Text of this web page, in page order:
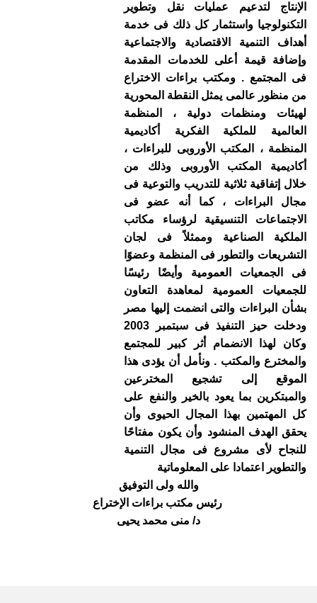
الإنتاج لتدعيم عمليات نقل وتطوير
التكنولوجيا واستثمار كل ذلك فى خدمة
أهداف التنمية الاقتصادية والاجتماعية
وإضافة قيمة أعلى للخدمات المقدمة
فى المجتمع . ومكتب براءات الاختراع
من منظور عالمى يمثل النقطة المحورية
لهيئات ومنظمات دولية ، المنظمة
العالمية للملكية الفكرية أكاديمية
المنظمة ، المكتب الأوروبى للبراءات ،
أكاديمية المكتب الأوروبى وذلك من
خلال إتفاقية ثلاثية للتدريب والتوعية فى
مجال البراءات ، كما أنه عضو فى
الاجتماعات التنسيقية لرؤساء مكاتب
الملكية الصناعية وممثلاً فى لجان
التشريعات والتطور فى المنظمة وعضوًا
فى الجمعيات العمومية وأيضًا رئيسًا
للجمعيات العمومية لمعاهدة التعاون
بشأن البراءات والتى انضمت إليها مصر
ودخلت حيز التنفيذ فى سبتمبر 2003
وكان لهذا الانضمام أثر كبير للمجتمع
والمخترع والمكتب . ونأمل أن يؤدى هذا
الموقع إلى تشجيع المخترعين
والمبتكرين بما يعود بالخير والنفع على
كل المهتمين بهذا المجال الحيوى وأن
يحقق الهدف المنشود وأن يكون مفتاحًا
للنجاح لأى مشروع فى مجال التنمية
والتطوير اعتمادا على المعلوماتية
والله ولى التوفيق
رئيس مكتب براءات الإختراع
د/ منى محمد يحيى